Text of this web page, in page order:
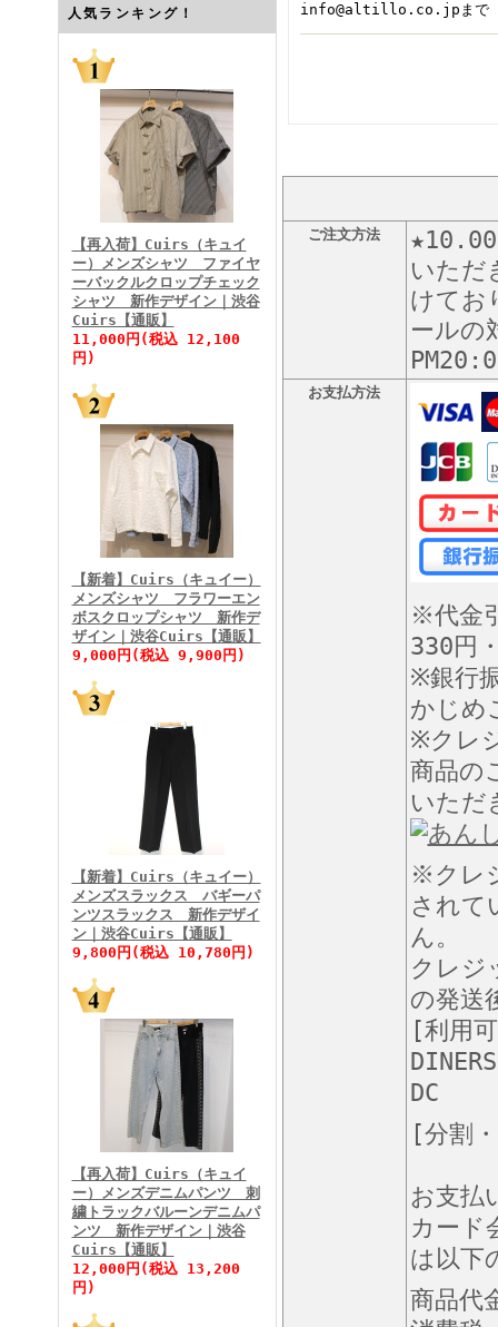
FINEBOYS2026年7月号
FINEBOYS2026年6月号
FINEBOYS2026年5月号
FINEBOYS2026年4月号
FINEBOYS2026年3月号
FINEBOYS2026年2月号
FINEBOYS2026年1月号
人気ランキング！
【再入荷】Cuirs（キュイ
ー）メンズシャツ ファイヤ
ーバックルクロップチェック
シャツ 新作デザイン｜渋谷
Cuirs【通販】
11,000円(税込 12,100
円)
【新着】Cuirs（キュイー）
メンズシャツ フラワーエン
ボスクロップシャツ 新作デ
ザイン｜渋谷Cuirs【通販】
9,000円(税込 9,900円)
【新着】Cuirs（キュイー）
メンズスラックス バギーパ
ンツスラックス 新作デザイ
ン｜渋谷Cuirs【通販】
9,800円(税込 10,780円)
【再入荷】Cuirs（キュイ
ー）メンズデニムパンツ 刺
繍トラックバルーンデニムパ
ンツ 新作デザイン｜渋谷
Cuirs【通販】
12,000円(税込 13,200
円)
info@altillo.co.jpまで
ご注文方法
いただ
けてお
ールの
お支払方法
※代金
330円
※銀行
かじめ
※クレ
商品の
いただ
※クレ
されて
ん。
クレジ
の発送
[利用
DC
[分割
お支払
カード
は以下
商品代